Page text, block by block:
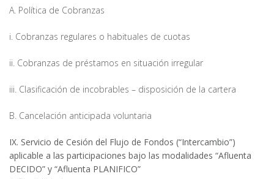
A. Política de Cobranzas
i. Cobranzas regulares o habituales de cuotas
ii. Cobranzas de préstamos en situación irregular
iii. Clasificación de incobrables – disposición de la cartera
B. Cancelación anticipada voluntaria
IX. Servicio de Cesión del Flujo de Fondos (“Intercambio”)
aplicable a las participaciones bajo las modalidades “Afluenta
DECIDO” y “Afluenta PLANIFICO”